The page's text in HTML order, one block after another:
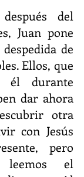
del
Juan pone
de
Ellos, que
él durante
dar ahora
otra
con Jesús
pero
leemos el